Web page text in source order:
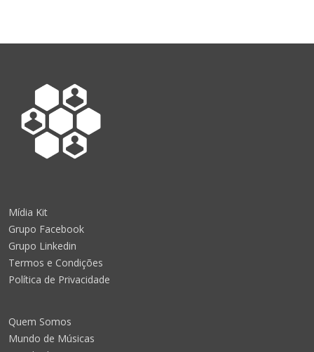
Mídia Kit
Grupo Facebook
Grupo Linkedin
Termos e Condições
Política de Privacidade
Quem Somos
Mundo de Músicas